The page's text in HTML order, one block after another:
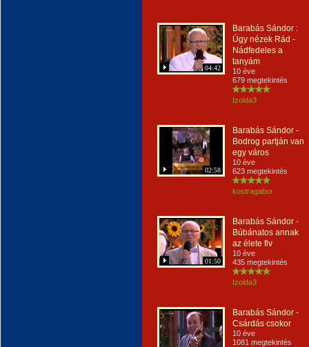
04:42
Barabás Sándor :
Úgy nézek Rád -
Nádfedeles a
tanyám
10 éve
679 megtekintés
Izolda3
02:58
Barabás Sándor -
Bodrog partján van
egy város
10 éve
623 megtekintés
kustragabor
01:50
Barabás Sándor -
Búbánatos annak
az élete flv
10 éve
435 megtekintés
Izolda3
Barabás Sándor -
Csárdás csokor
10 éve
1081 megtekintés